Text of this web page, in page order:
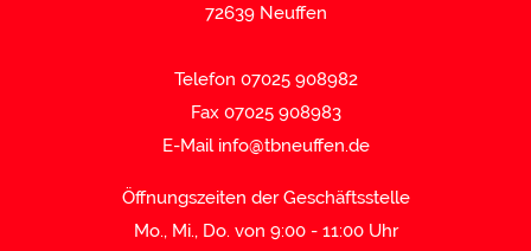
72639 Neuffen
Telefon 07025 908982
Fax 07025 908983
E-Mail info@tbneuffen.de
Öffnungszeiten der Geschäftsstelle
Mo., Mi., Do. von 9:00 - 11:00 Uhr